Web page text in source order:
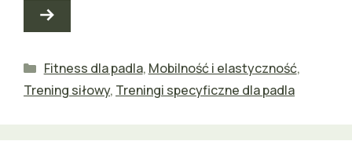
Kategorie
Fitness dla padla, Mobilność i elastyczność,
Trening siłowy, Treningi specyficzne dla padla